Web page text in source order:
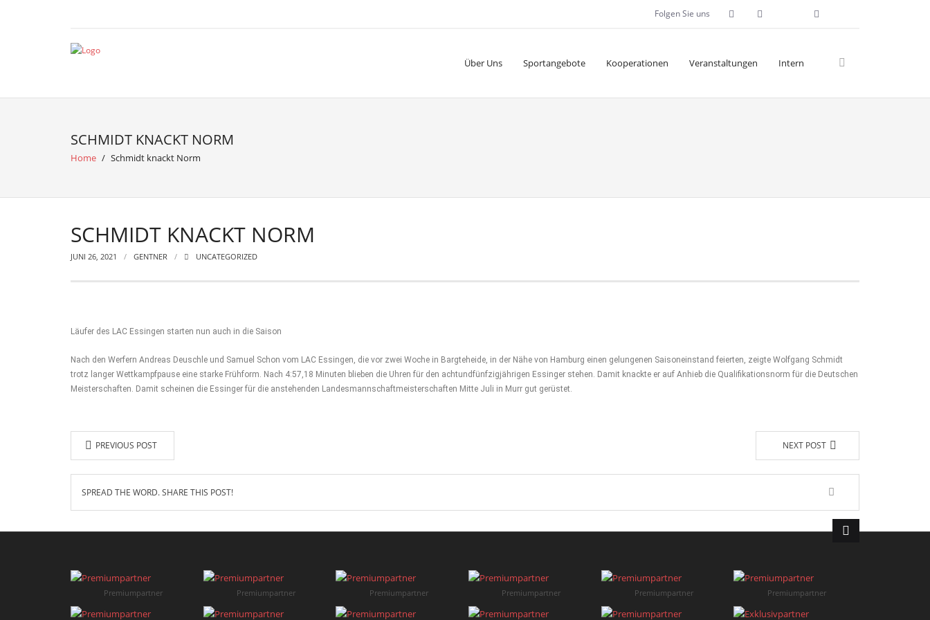
Folgen Sie uns
Über Uns Sportangebote Kooperationen Veranstaltungen Intern
SCHMIDT KNACKT NORM
Home / Schmidt knackt Norm
SCHMIDT KNACKT NORM
JUNI 26, 2021 GENTNER UNCATEGORIZED
Läufer des LAC Essingen starten nun auch in die Saison
Nach den Werfern Andreas Deuschle und Samuel Schon vom LAC Essingen, die vor zwei Woche in Bargteheide, in der Nähe von Hamburg einen gelungenen Saisoneinstand feierten, zeigte Wolfgang Schmidt
trotz langer Wettkampfpause eine starke Frühform. Nach 4:57,18 Minuten blieben die Uhren für den achtundfünfzigjährigen Essinger stehen. Damit knackte er auf Anhieb die Qualifikationsnorm für die Deutschen
Meisterschaften. Damit scheinen die Essinger für die anstehenden Landesmannschaftmeisterschaften Mitte Juli in Murr gut gerüstet.
PREVIOUS POST NEXT POST
SPREAD THE WORD. SHARE THIS POST!
Premiumpartner Premiumpartner Premiumpartner Premiumpartner Premiumpartner Premiumpartner